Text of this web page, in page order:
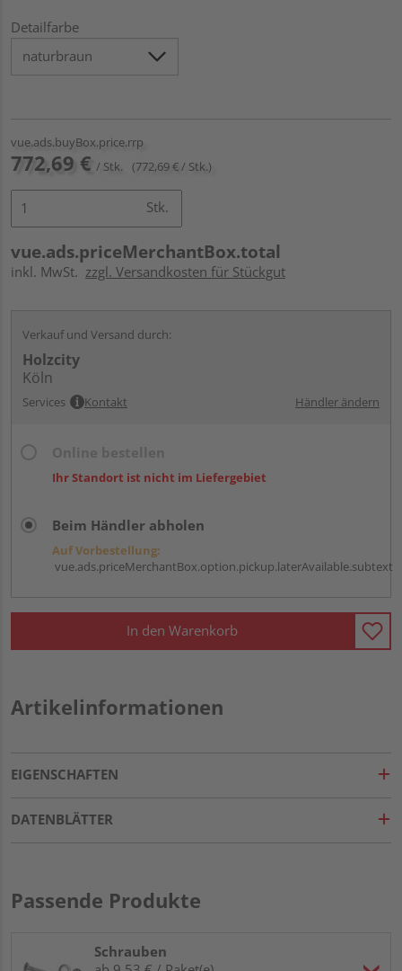
Detailfarbe
vue.ads.buyBox.price.rrp
772,69 € / Stk. (772,69 € / Stk.)
Stk.
vue.ads.priceMerchantBox.total
inkl. MwSt. zzgl. Versandkosten für Stückgut
Verkauf und Versand durch:
Holzcity
Köln
Services Kontakt Händler ändern
Ihr Standort ist nicht im Liefergebiet
Beim Händler abholen
Auf Vorbestellung:
vue.ads.priceMerchantBox.option.pickup.laterAvailable.subtext
In den Warenkorb
Artikelinformationen
EIGENSCHAFTEN
DATENBLÄTTER
Passende Produkte
Schrauben